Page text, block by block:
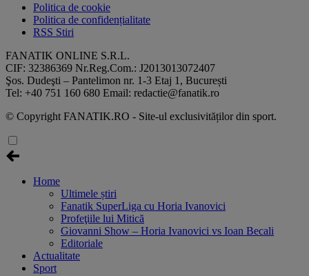
Politica de cookie
Politica de confidențialitate
RSS Stiri
FANATIK ONLINE S.R.L.
CIF: 32386369 Nr.Reg.Com.: J2013013072407
Şos. Dudeşti – Pantelimon nr. 1-3 Etaj 1, București
Tel: +40 751 160 680 Email: redactie@fanatik.ro
© Copyright FANATIK.RO - Site-ul exclusivităților din sport.
Home
Ultimele știri
Fanatik SuperLiga cu Horia Ivanovici
Profeţiile lui Mitică
Giovanni Show – Horia Ivanovici vs Ioan Becali
Editoriale
Actualitate
Sport